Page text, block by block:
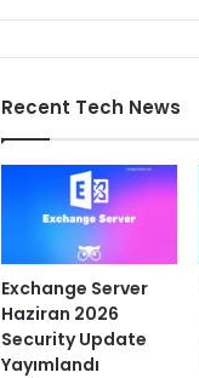
Recent Tech News
Exchange Server
Haziran 2026
Security Update
Yayımlandı